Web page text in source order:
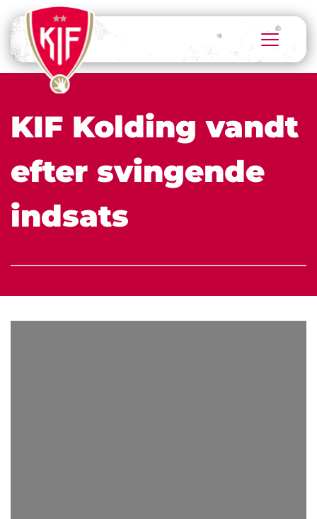
KIF Kolding vandt
efter svingende
indsats